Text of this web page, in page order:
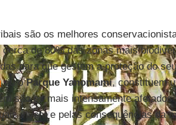
são os melhores
de 80% das zonas mais
para que gestem a proteção do
ou oParque Yanomami, constituem
são os mais intensamente
vivem e pelas consequências da